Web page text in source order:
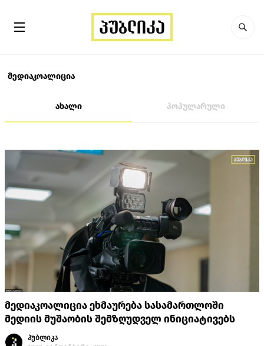
მედიაკოალიცია
ახალი პოპულარული
მედიაკოალიცია ეხმაურება სასამართლოში
მედიის მუშაობის შემზღუდველ ინიციატივებს
პუბლიკა